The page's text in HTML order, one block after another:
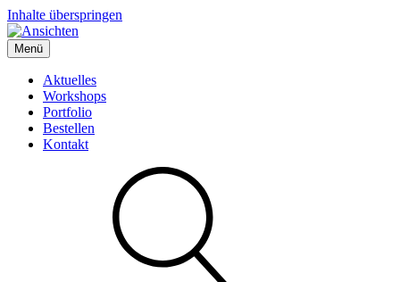
Inhalte überspringen
Ansichten
Boris' Fotografie-Blog
Menü
Aktuelles
Workshops
Portfolio
Bestellen
Kontakt